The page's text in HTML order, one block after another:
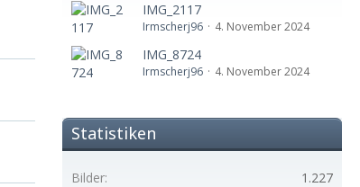
IMG_2117
Irmscherj96 4. November 2024
IMG_8724
Irmscherj96 4. November 2024
Statistiken
Bilder
1.227